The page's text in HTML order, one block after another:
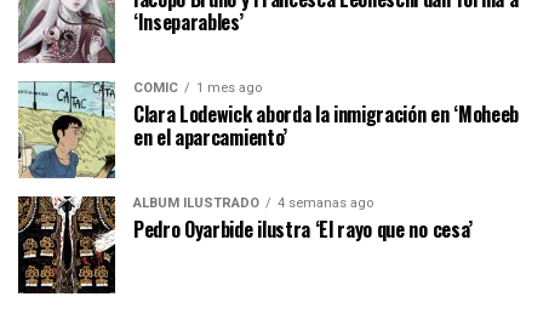
‘Inseparables’
CÓMIC 1 mes ago
Clara Lodewick aborda la inmigración en ‘Moheeb
en el aparcamiento’
ÁLBUM ILUSTRADO 4 semanas ago
Pedro Oyarbide ilustra ‘El rayo que no cesa’